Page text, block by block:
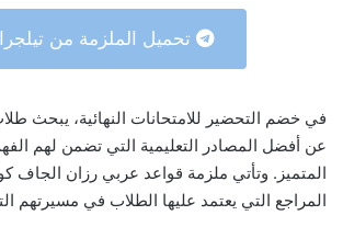
تحميل الملزمة من
في خضم التحضير للامتحانات النهائية، يبحث
عن أفضل المصادر التعليمية التي تضمن لهم
المتميز. وتأتي ملزمة قواعد عربي رزان الجاف
المراجع التي يعتمد عليها الطلاب في مسيرتهم